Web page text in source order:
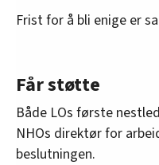
Frist for å bli enige er
Får støtte
Både LOs første
NHOs direktør for
beslutningen.